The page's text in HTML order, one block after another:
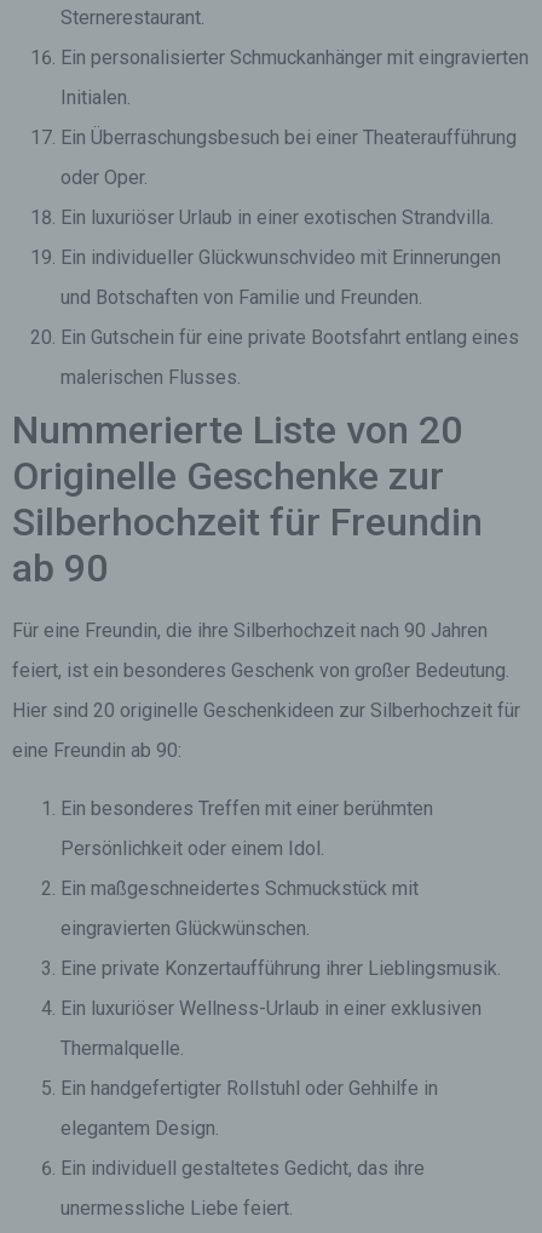
Sternerestaurant.
Ein personalisierter Schmuckanhänger mit eingravierten
Initialen.
Ein Überraschungsbesuch bei einer Theateraufführung
oder Oper.
Ein luxuriöser Urlaub in einer exotischen Strandvilla.
Ein individueller Glückwunschvideo mit Erinnerungen
und Botschaften von Familie und Freunden.
Ein Gutschein für eine private Bootsfahrt entlang eines
malerischen Flusses.
Nummerierte Liste von 20
Originelle Geschenke zur
Silberhochzeit für Freundin
ab 90
Für eine Freundin, die ihre Silberhochzeit nach 90 Jahren
feiert, ist ein besonderes Geschenk von großer Bedeutung.
Hier sind 20 originelle Geschenkideen zur Silberhochzeit für
eine Freundin ab 90:
Ein besonderes Treffen mit einer berühmten
Persönlichkeit oder einem Idol.
Ein maßgeschneidertes Schmuckstück mit
eingravierten Glückwünschen.
Eine private Konzertaufführung ihrer Lieblingsmusik.
Ein luxuriöser Wellness-Urlaub in einer exklusiven
Thermalquelle.
Ein handgefertigter Rollstuhl oder Gehhilfe in
elegantem Design.
Ein individuell gestaltetes Gedicht, das ihre
unermessliche Liebe feiert.